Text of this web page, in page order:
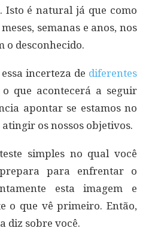
Isto é natural já que como
semanas e anos, nos
o desconhecido.
incerteza de diferentes
que acontecerá a seguir
apontar se estamos no
os nossos objetivos.
simples no qual você
para enfrentar o
esta imagem e
o que vê primeiro. Então,
diz sobre você.